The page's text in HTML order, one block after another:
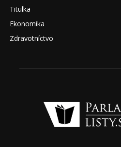
Titulka
Ekonomika
Zdravotníctvo